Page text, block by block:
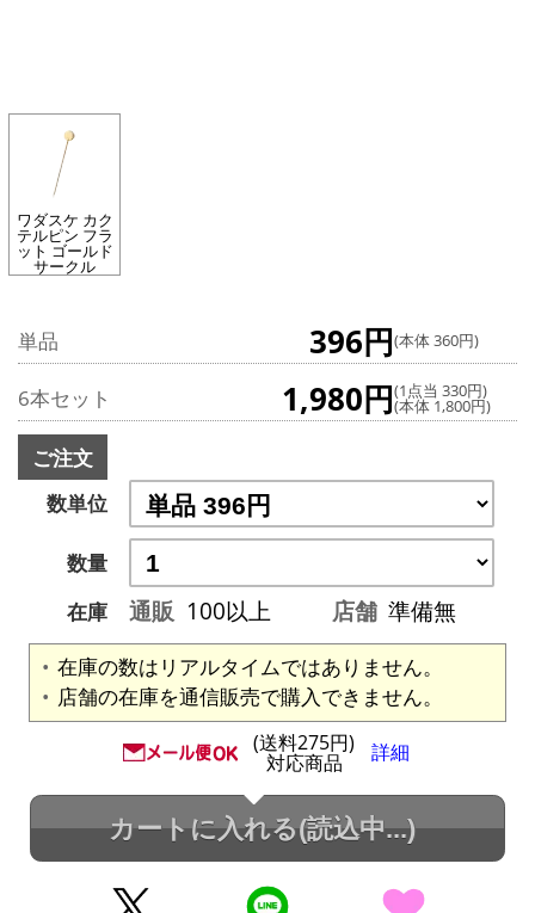
ワダスケ カク
テルピン フラ
ット ゴールド
サークル
単品 396円(本体 360円)
6本セット 1,980円(1点当 330円)
(本体 1,800円)
ご注文
数単位
数量
在庫
通販 100以上 店舗 準備無
在庫の数はリアルタイムではありません。
店舗の在庫を通信販売で購入できません。
(送料275円)
対応商品 詳細
カートに入れる(読込中...)